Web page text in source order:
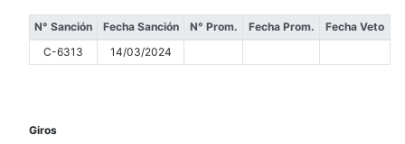
N° Sanción Fecha Sanción N° Prom. Fecha Prom.
Fecha Veto
C-6313
14/03/2024
Giros